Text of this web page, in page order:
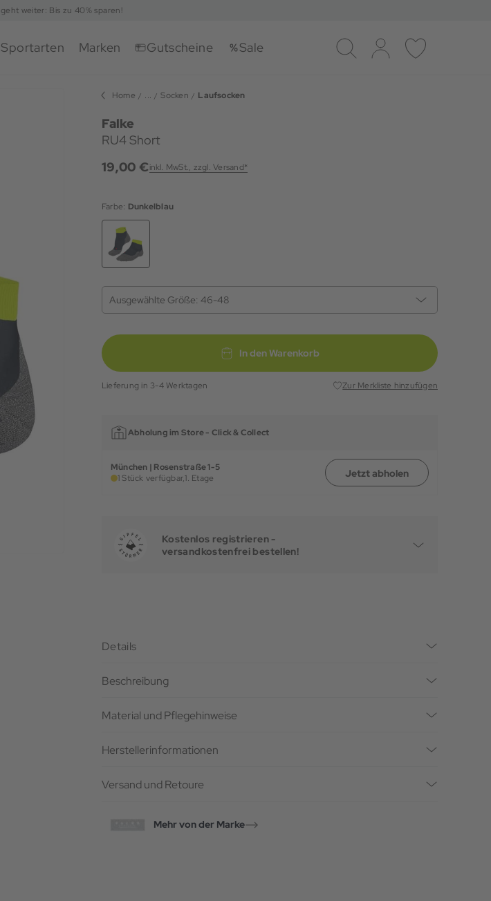
geht weiter: Bis zu 40% sparen!
Sportarten Marken Gutscheine Sale
Suche Log-in Merkliste
Home ... Socken Laufsocken
Falke
RU4 Short
19,00 €inkl. MwSt., zzgl. Versand*
Farbe: Dunkelblau
Ausgewählte Größe: 46-48
In den Warenkorb
Lieferung in 3-4 Werktagen Zur Merkliste hinzufügen
Abholung im Store - Click & Collect
München | Rosenstraße 1-5
1 Stück verfügbar,1. Etage Jetzt abholen
Kostenlos registrieren -
versandkostenfrei bestellen!
Details
Beschreibung
Material und Pflegehinweise
Herstellerinformationen
Versand und Retoure
Mehr von der Marke